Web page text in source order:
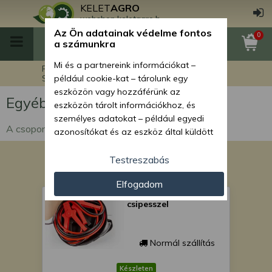
KELETAGRO
webshop.keletagro.hu
0
Főoldal
Egyéb termékek
Szerszámok
Egyéb szerszámok
Egyéb szerszámok
A csoportban egyébb szermámok találhatók.
Indítókábel (bika kábel)
csipesszel
Normál szállítás
Készleten
Az Ön adatainak védelme fontos
a számunkra
Mi és a partnereink információkat –
például cookie-kat – tárolunk egy
eszközön vagy hozzáférünk az
eszközön tárolt információkhoz, és
személyes adatokat – például egyedi
azonosítókat és az eszköz által küldött
személyre szabott hirdetések és
tartalom nyújtásához, hirdetés- és
tartalomméréshez, nézettségi adatok
gyűjtéséhez, valamint termékek
kifejlesztéséhez és a termékek
javításához. Az Ön engedélyével mi és a
partnereink eszközleolvasásos
adatokat és azonosítási információkat
Testreszabás
Elfogadom